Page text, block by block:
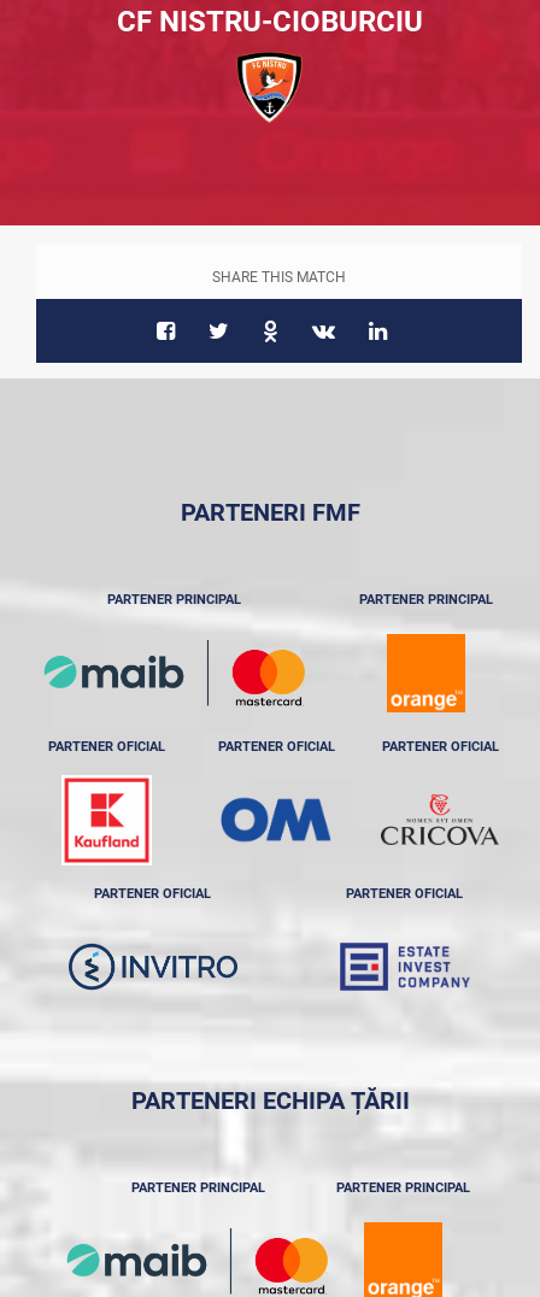
CF NISTRU-CIOBURCIU
SHARE THIS MATCH
PARTENERI FMF
PARTENER PRINCIPAL PARTENER PRINCIPAL
PARTENER OFICIAL PARTENER OFICIAL PARTENER OFICIAL
PARTENER OFICIAL PARTENER OFICIAL
PARTENERI ECHIPA ȚĂRII
PARTENER PRINCIPAL PARTENER PRINCIPAL